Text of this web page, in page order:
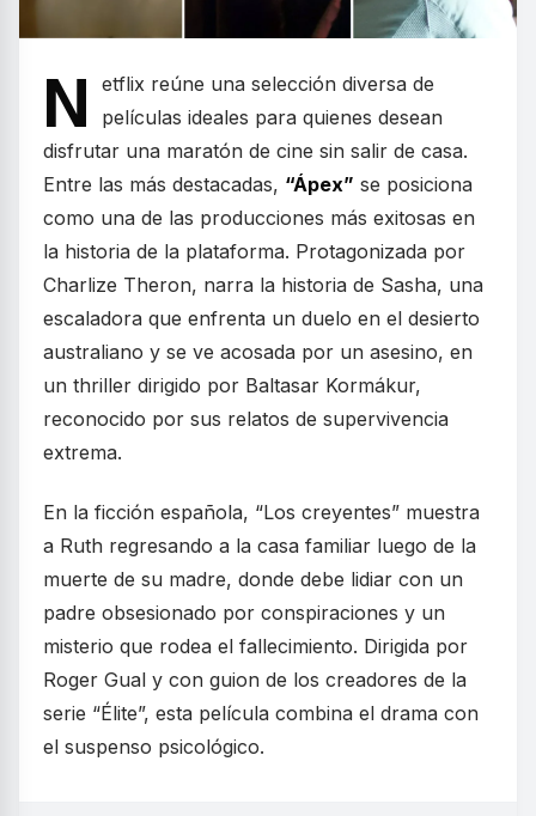
N
etflix reúne una selección diversa de
películas ideales para quienes desean
disfrutar una maratón de cine sin salir de casa.
Entre las más destacadas, “Ápex” se posiciona
como una de las producciones más exitosas en
la historia de la plataforma. Protagonizada por
Charlize Theron, narra la historia de Sasha, una
escaladora que enfrenta un duelo en el desierto
australiano y se ve acosada por un asesino, en
un thriller dirigido por Baltasar Kormákur,
reconocido por sus relatos de supervivencia
extrema.
En la ficción española, “Los creyentes” muestra
a Ruth regresando a la casa familiar luego de la
muerte de su madre, donde debe lidiar con un
padre obsesionado por conspiraciones y un
misterio que rodea el fallecimiento. Dirigida por
Roger Gual y con guion de los creadores de la
serie “Élite”, esta película combina el drama con
el suspenso psicológico.